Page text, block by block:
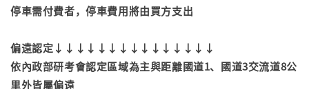
停車需付費者，停車費用將由買方支出
偏遠認定↓↓↓↓↓↓↓↓↓↓↓↓↓↓↓
依內政部研考會認定區域為主與距離國道1、國道3交流道8公
里外皆屬偏遠